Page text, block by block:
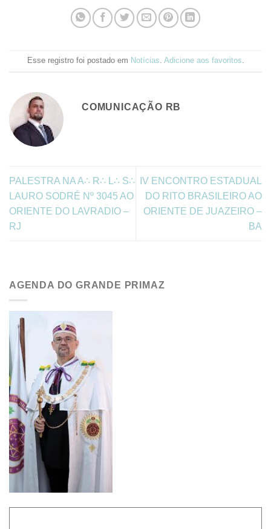
Esse registro foi postado em Notícias. Adicione aos favoritos.
COMUNICAÇÃO RB
PALESTRA NA A∴ R∴ L∴ S∴
LAURO SODRÉ Nº 3045 AO
ORIENTE DO LAVRADIO –
RJ
IV ENCONTRO ESTADUAL
DO RITO BRASILEIRO AO
ORIENTE DE JUAZEIRO –
BA
AGENDA DO GRANDE PRIMAZ